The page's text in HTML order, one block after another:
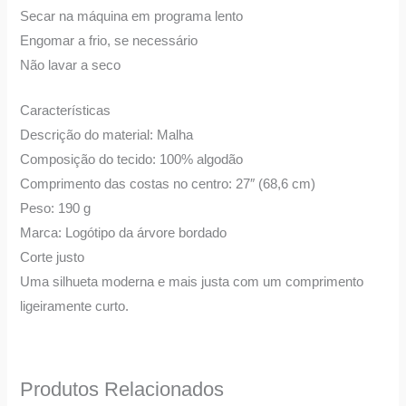
Secar na máquina em programa lento
Engomar a frio, se necessário
Não lavar a seco
Características
Descrição do material: Malha
Composição do tecido: 100% algodão
Comprimento das costas no centro: 27″ (68,6 cm)
Peso: 190 g
Marca: Logótipo da árvore bordado
Corte justo
Uma silhueta moderna e mais justa com um comprimento
ligeiramente curto.
Produtos Relacionados